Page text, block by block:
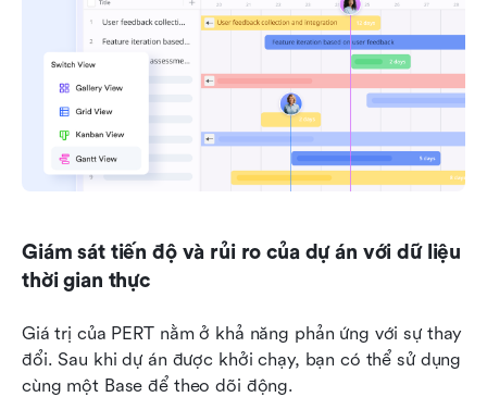
Giám sát tiến độ và rủi ro của dự án với dữ liệu
thời gian thực
Giá trị của PERT nằm ở khả năng phản ứng với sự thay
đổi. Sau khi dự án được khởi chạy, bạn có thể sử dụng
cùng một Base để theo dõi động.